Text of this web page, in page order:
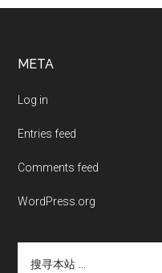
Footer
META
Log in
Entries feed
Comments feed
WordPress.org